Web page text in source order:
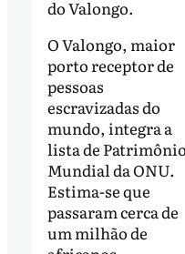
do Valongo.
O Valongo, maior
porto receptor de
pessoas
escravizadas do
mundo, integra a
lista de Patrimônio
Mundial da ONU.
Estima-se que
passaram cerca de
um milhão de